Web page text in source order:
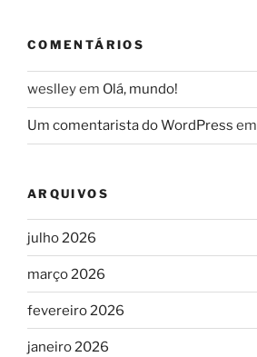
COMENTÁRIOS
weslleyem Olá, mundo!
Um comentarista do WordPress em
ARQUIVOS
julho 2026
março 2026
fevereiro 2026
janeiro 2026